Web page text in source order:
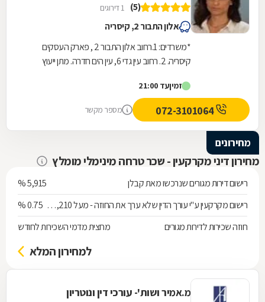
(5) 1 דירוגים
אלון התבור 2, קיסריה
*משרדים: 1.רחוב אלון התבור 2 , פארק העסקים
קיסריה. 2. רחוב עין גדי 6, עין הים חדרה. מתן ייעוץ
זמיןעד 21:00
072-3101064 מספר מקשר
מחירונים
מחירון דיני מקרקעין - שכר טרחה מינימלי מומלץ
רישום דירות מגורים שנרכשו מאת קבלן
5,915 %
רישום מקרקעין ע"י עורך הדין שלא ערך את החוזה - מעל 538,210 ש"ח 0.75 %
חוזה שכירות לדירות מגורים
מחצית מדמי השכירות לחודש
למחירון המלא
מ.אמיר ושות'- עורכי דין ונוטריון